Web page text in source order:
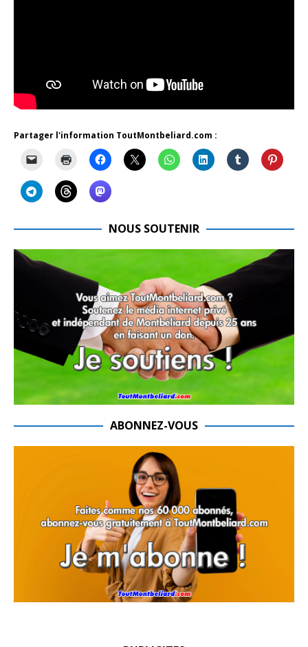
Partager l'information ToutMontbeliard.com :
NOUS SOUTENIR
ABONNEZ-VOUS